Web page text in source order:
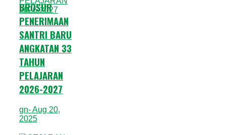
BROSUR
PENERIMAAN
SANTRI BARU
ANGKATAN 33
TAHUN
PELAJARAN
2026-2027
gn- Aug 20,
2025